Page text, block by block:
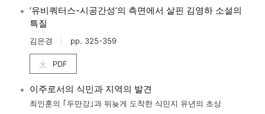
‘유비쿼터스-시공간성’의 측면에서 살핀 김영하 소설의
특질
김은경 pp. 325-359
PDF
이주로서의 식민과 지역의 발견
최인훈의 ｢두만강｣과 뒤늦게 도착한 식민지 유년의 초상